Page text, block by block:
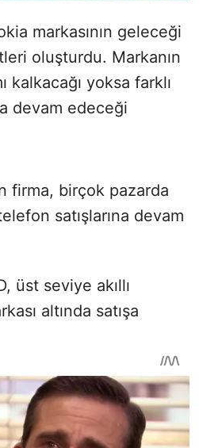
markasının geleceği
oluşturdu. Markanın
kalkacağı yoksa farklı
devam edeceği
firma, birçok pazarda
satışlarına devam
üst seviye akıllı
altında satışa